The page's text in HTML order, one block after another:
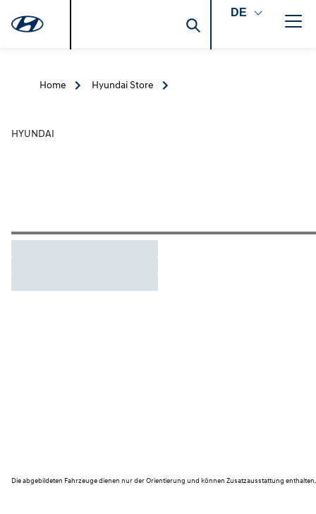
DE
Home Hyundai Store
HYUNDAI
Die abgebildeten Fahrzeuge dienen nur der Orientierung und können Zusatzausstattung enthalten.